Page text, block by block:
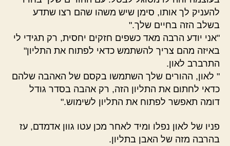
להעניק לך אותו, סימן שיש משהו שהם רצו שתדע
בשלב הזה בחיים שלך."
"אני יודע הרבה מאד כשפים חזקים יחסית, רק תגידי לי
באיזה מהם צריך להשתמש כדאי לפתוח את התליון"
התרברב לאון.
" לאון, ההורים שלך השתמשו בקסם של האהבה שלהם
כדאי לחתום את התליון הזה, רק אהבה בסדר גודל
דומה תאפשר לפתוח את התליון לשימוש."
פניו של לאון נפלו ומיד לאחר מכן עטו גוון אדמדם, עז
בהרבה מזה של האבן בתליון.